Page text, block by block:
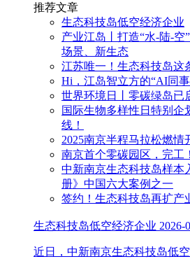
推荐文章
生态科技岛低空经济企业
产业江岛丨打造“水-陆-
场景、新生态
江苏唯一！生态科技岛这
Hi，江岛智立方的“AI同
世界环境日丨零碳绿岛已
国际生物多样性日特别企
线！
2025南京半程马拉松燃情
南京首个零碳园区，完工！
中新南京生态科技岛样本
册》中国六大案例之一
签约！生态科技岛再扩产
生态科技岛低空经济企业 2026-
近日，中新南京生态科技岛低